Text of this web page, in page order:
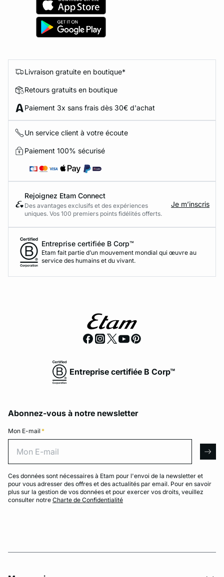
Livraison gratuite en boutique*
Retours gratuits en boutique
Paiement 3x sans frais dès 30€ d'achat
Un service client à votre écoute
Paiement 100% sécurisé
Rejoignez Etam Connect
Des avantages exclusifs et des expériences
uniques. Vos 100 premiers points fidélités offerts.
Je m’inscris
Entreprise certifiée B Corp™
Etam fait partie d’un mouvement mondial qui œuvre au
service des humains et du vivant.
Entreprise certifiée B Corp™
Abonnez-vous à notre newsletter
Mon E-mail *
Ces données sont nécessaires à Etam pour l'envoi de la newsletter et
pour vous adresser des offres et des actualités par email. Pour en savoir
plus sur la gestion de vos données et pour exercer vos droits, veuillez
consulter notre Charte de Confidentialité